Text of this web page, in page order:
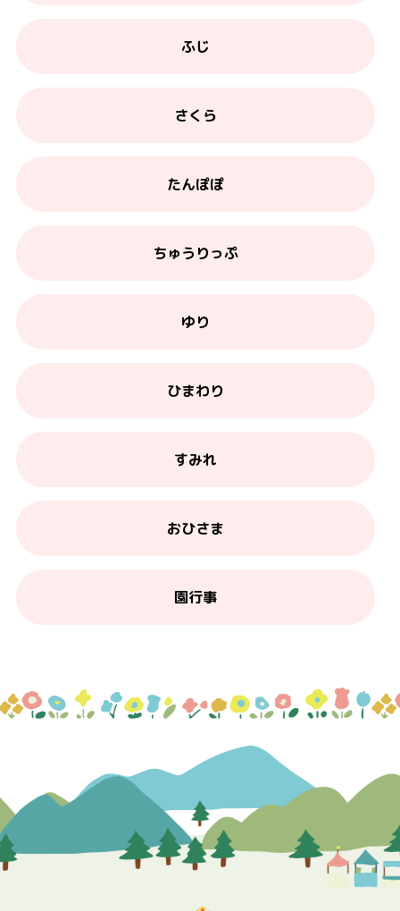
ふじ
さくら
たんぽぽ
ちゅうりっぷ
ゆり
ひまわり
すみれ
おひさま
園行事